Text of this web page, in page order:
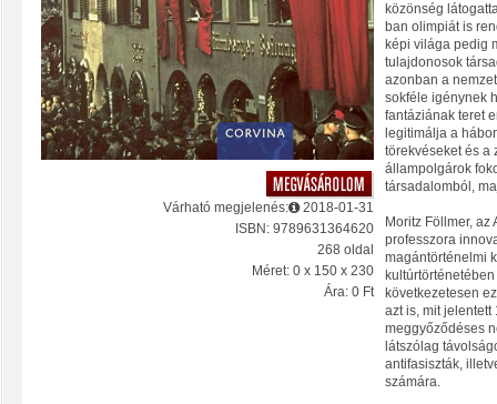
Várható megjelenés:
2018-01-31
ISBN: 9789631364620
268 oldal
Méret: 0 x 150 x 230
Ára: 0 Ft
közönség
ban olimpiát is
képi világa pedig
tulajdonosok
azonban a
sokféle igénynek
fantáziának teret
legitimálja a
törekvéseket és a
állampolgárok
társadalomból,
Moritz Föllmer, az
professzora
magántörténelmi
következetesen
azt is, mit
meggyőződéses
látszólag
antifasiszták,
számára.